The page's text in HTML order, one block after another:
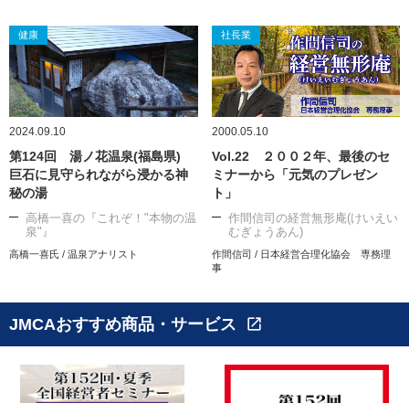
健康
2024.09.10
第124回 湯ノ花温泉(福島県)
巨石に見守られながら浸かる神
秘の湯
高橋一喜の『これぞ！"本物の温
泉"』
高橋一喜氏 / 温泉アナリスト
社長業
2000.05.10
Vol.22 ２００２年、最後のセ
ミナーから「元気のプレゼン
ト」
作間信司の経営無形庵(けいえい
むぎょうあん)
作間信司 / 日本経営合理化協会 専務理
事
JMCAおすすめ商品・サービス open_in_new